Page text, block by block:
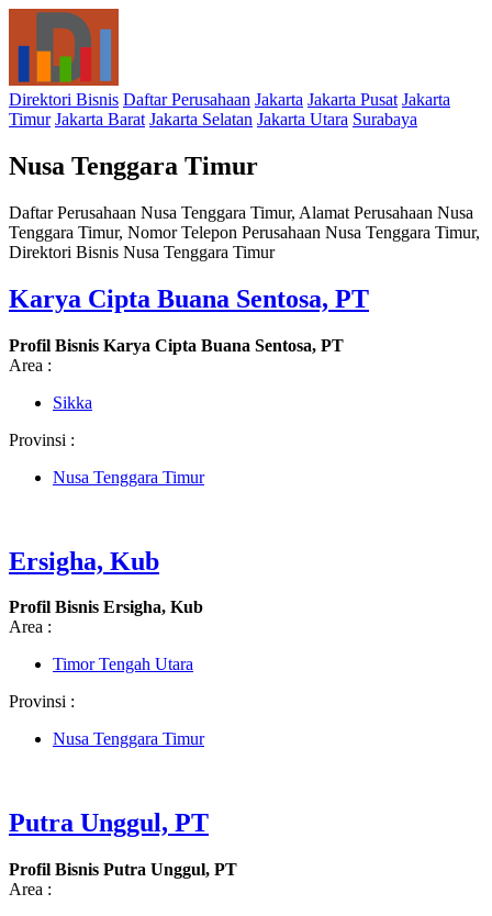
Direktori Bisnis Daftar Perusahaan Jakarta Jakarta Pusat Jakarta
Timur Jakarta Barat Jakarta Selatan Jakarta Utara Surabaya
Nusa Tenggara Timur
Daftar Perusahaan Nusa Tenggara Timur, Alamat Perusahaan Nusa
Tenggara Timur, Nomor Telepon Perusahaan Nusa Tenggara Timur,
Direktori Bisnis Nusa Tenggara Timur
Karya Cipta Buana Sentosa, PT
Profil Bisnis Karya Cipta Buana Sentosa, PT
Area :
Sikka
Provinsi :
Nusa Tenggara Timur
Ersigha, Kub
Profil Bisnis Ersigha, Kub
Area :
Timor Tengah Utara
Provinsi :
Nusa Tenggara Timur
Putra Unggul, PT
Profil Bisnis Putra Unggul, PT
Area :